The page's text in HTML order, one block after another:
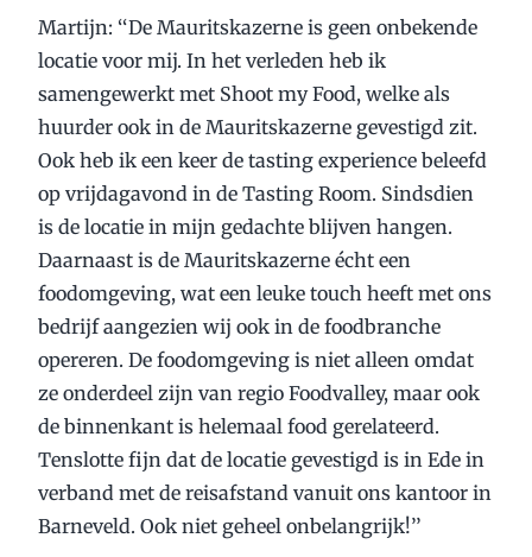
Martijn: ‘‘De Mauritskazerne is geen onbekende
locatie voor mij. In het verleden heb ik
samengewerkt met Shoot my Food, welke als
huurder ook in de Mauritskazerne gevestigd zit.
Ook heb ik een keer de tasting experience beleefd
op vrijdagavond in de Tasting Room. Sindsdien
is de locatie in mijn gedachte blijven hangen.
Daarnaast is de Mauritskazerne écht een
foodomgeving, wat een leuke touch heeft met ons
bedrijf aangezien wij ook in de foodbranche
opereren. De foodomgeving is niet alleen omdat
ze onderdeel zijn van regio Foodvalley, maar ook
de binnenkant is helemaal food gerelateerd.
Tenslotte fijn dat de locatie gevestigd is in Ede in
verband met de reisafstand vanuit ons kantoor in
Barneveld. Ook niet geheel onbelangrijk!’’